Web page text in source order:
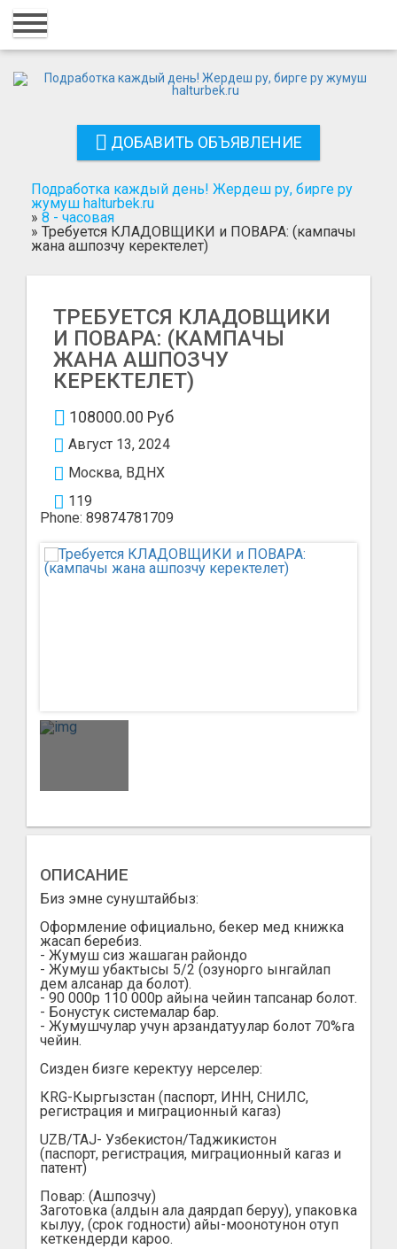
Главная
Добавить объявление
Поиск
ДОБАВИТЬ ОБЪЯВЛЕНИЕ
Подработка каждый день! Жердеш ру, бирге ру
жумуш halturbek.ru
» 8 - часовая
» Требуется КЛАДОВЩИКИ и ПОВАРА: (кампачы
жана ашпозчу керектелет)
ТРЕБУЕТСЯ КЛАДОВЩИКИ
И ПОВАРА: (КАМПАЧЫ
ЖАНА АШПОЗЧУ
КЕРЕКТЕЛЕТ)
108000.00 Руб
Август 13, 2024
Москва, ВДНХ
119
Phone: 89874781709
ОПИСАНИЕ
Биз эмне сунуштайбыз:
Оформление официально, бекер мед книжка
жасап беребиз.
- Жумуш сиз жашаган райондо
- Жумуш убактысы 5/2 (озунорго ынгайлап
дем алсанар да болот).
- 90 000р 110 000р айына чейин тапсанар болот.
- Бонустук системалар бар.
- Жумушчулар учун арзандатуулар болот 70%га
чейин.
Сизден бизге керектуу нерселер:
КRG-Кыргызстан (паспорт, ИНН, СНИЛС,
регистрация и миграционный кагаз)
UZB/TAJ- Узбекистон/Таджикистон
(паспорт, регистрация, миграционный кагаз и
патент)
Повар: (Ашпозчу)
Заготовка (алдын ала даярдап беруу), упаковка
кылуу, (срок годности) айы-моонотунон отуп
кеткендерди кароо.